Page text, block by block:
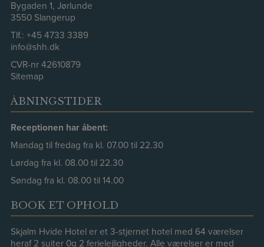
Bygaden 1, Jørlunde
3550 Slangerup
Tlf.: +45 4733 3389
info@shh.dk
CVR-nr 42610879
Sitemap
ÅBNINGSTIDER
Receptionen har åbent:
Mandag til fredag fra kl. 07.00 til 22.30
Lørdag fra kl. 08.00 til 22.30
Søndag fra kl. 08.00 til 14.00
BOOK ET OPHOLD
Skjalm Hvide Hotel er et 3-stjernet hotel med 64 værelser
heraf 2 suiter 0g 2 ferielejligheder. Alle værelser er med